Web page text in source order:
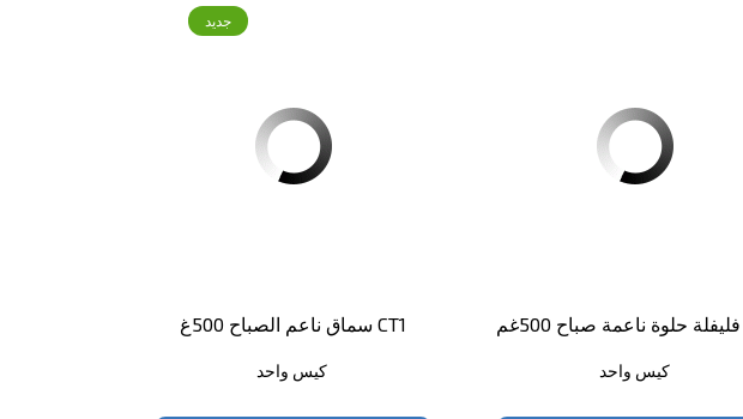
سماق ناعم الصباح 500غ CT1
كيس واحد
جديد
كيس واحد